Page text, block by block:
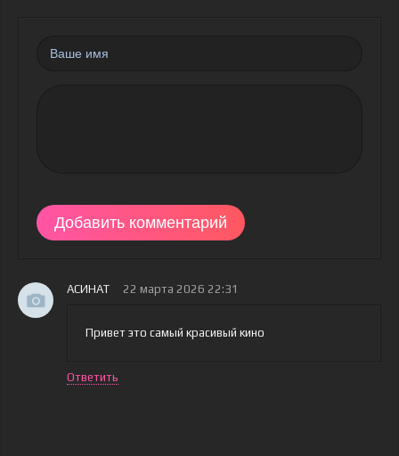
Добавить комментарий
АСИНАТ 22 марта 2026 22:31
Привет это самый красивый кино
Ответить